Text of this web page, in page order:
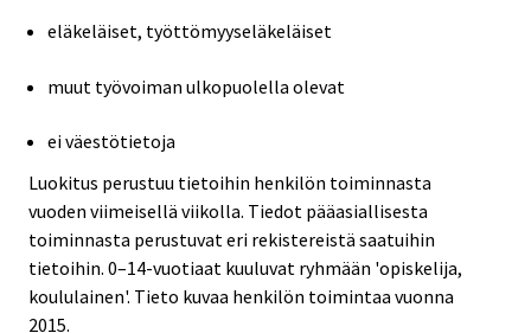
eläkeläiset, työttömyyseläkeläiset
muut työvoiman ulkopuolella olevat
ei väestötietoja
Luokitus perustuu tietoihin henkilön toiminnasta
vuoden viimeisellä viikolla. Tiedot pääasiallisesta
toiminnasta perustuvat eri rekistereistä saatuihin
tietoihin. 0–14-vuotiaat kuuluvat ryhmään 'opiskelija,
koululainen'. Tieto kuvaa henkilön toimintaa vuonna
2015.